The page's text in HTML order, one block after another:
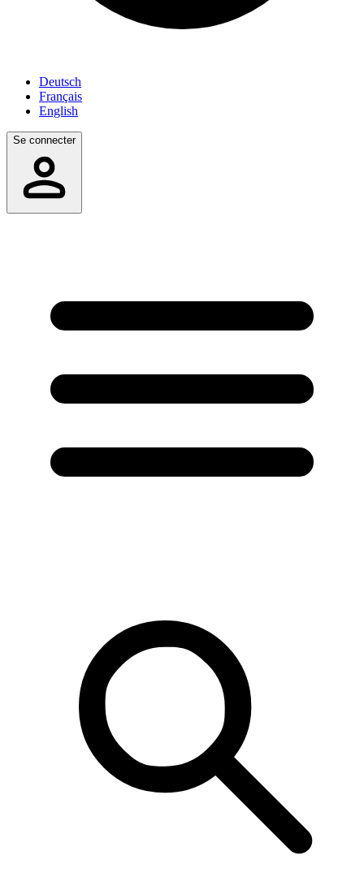
Deutsch
Français
English
Se connecter